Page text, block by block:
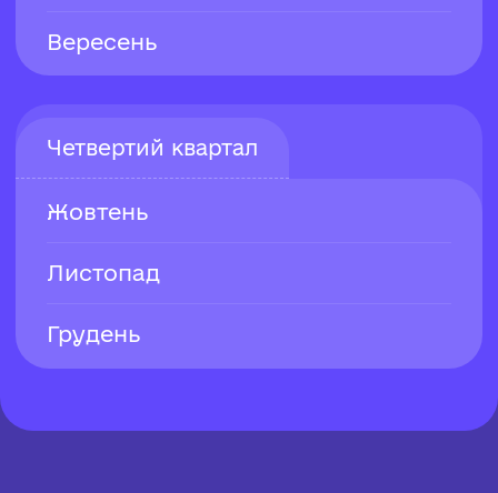
Вересень
Четвертий квартал
Жовтень
Листопад
Грудень